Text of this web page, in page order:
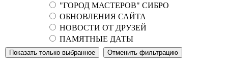
"ГОРОД МАСТЕРОВ" СИБРО
ОБНОВЛЕНИЯ САЙТА
НОВОСТИ ОТ ДРУЗЕЙ
ПАМЯТНЫЕ ДАТЫ